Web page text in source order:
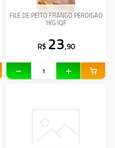
FILE DE PEITO FRANGO PERDIGAO
1KG IQF
R$ 23,90